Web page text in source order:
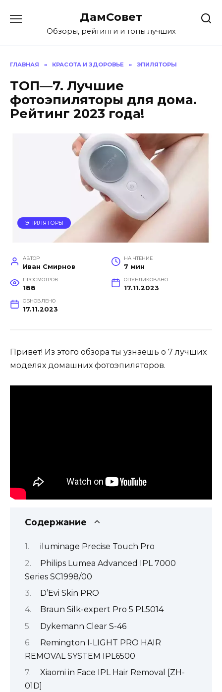
содержанию
ДамСовет
Обзоры, рейтинги и топы лучших
ГЛАВНАЯ » КРАСОТА И ЗДОРОВЬЕ » ЭПИЛЯТОРЫ
ТОП—7. Лучшие
фотоэпиляторы для дома.
Рейтинг 2023 года!
ЭПИЛЯТОРЫ
АВТОР
Иван Смирнов
НА ЧТЕНИЕ
7 мин
ПРОСМОТРОВ
188
ОПУБЛИКОВАНО
17.11.2023
ОБНОВЛЕНО
17.11.2023
Привет! Из этого обзора ты узнаешь о 7 лучших
моделях домашних фотоэпиляторов.
Содержание
iluminage Precise Touch Pro
Philips Lumea Advanced IPL 7000
Series SC1998/00
D’Evi Skin PRO
Braun Silk-expert Pro 5 PL5014
Dykemann Clear S-46
Remington I-LIGHT PRO HAIR
REMOVAL SYSTEM IPL6500
Xiaomi in Face IPL Hair Removal [ZH-
01D]